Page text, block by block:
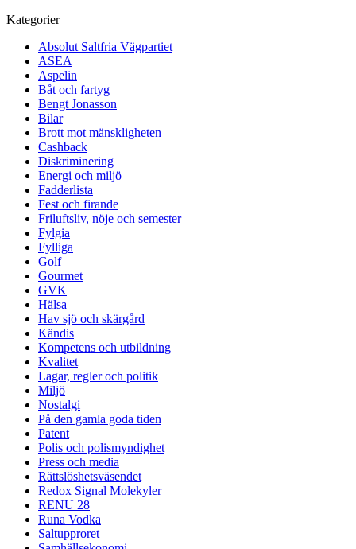
Kategorier
Absolut Saltfria Vägpartiet
ASEA
Aspelin
Båt och fartyg
Bengt Jonasson
Bilar
Brott mot mänskligheten
Cashback
Diskriminering
Energi och miljö
Fadderlista
Fest och firande
Friluftsliv, nöje och semester
Fylgia
Fylliga
Golf
Gourmet
GVK
Hälsa
Hav sjö och skärgård
Kändis
Kompetens och utbildning
Kvalitet
Lagar, regler och politik
Miljö
Nostalgi
På den gamla goda tiden
Patent
Polis och polismyndighet
Press och media
Rättslöshetsväsendet
Redox Signal Molekyler
RENU 28
Runa Vodka
Saltupproret